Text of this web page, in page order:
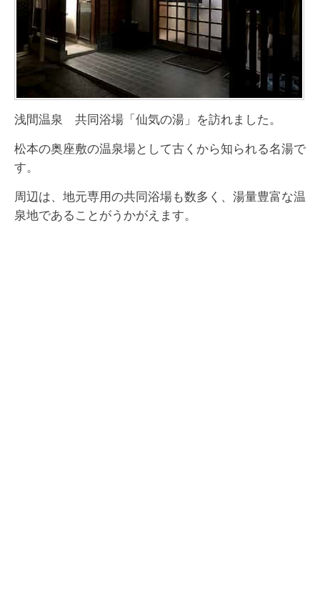
浅間温泉 共同浴場「仙気の湯」を訪れました。
松本の奥座敷の温泉場として古くから知られる名湯で
す。
周辺は、地元専用の共同浴場も数多く、湯量豊富な温
泉地であることがうかがえます。